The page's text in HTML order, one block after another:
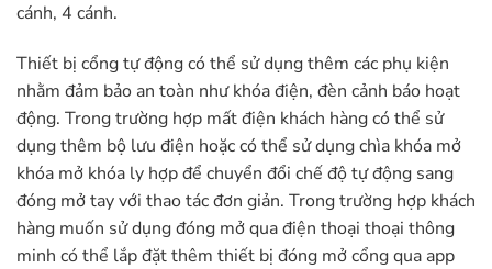
cánh, 4 cánh.
Thiết bị cổng tự động có thể sử dụng thêm các phụ kiện
nhằm đảm bảo an toàn như khóa điện, đèn cảnh báo hoạt
động. Trong trường hợp mất điện khách hàng có thể sử
dụng thêm bộ lưu điện hoặc có thể sử dụng chìa khóa mở
khóa mở khóa ly hợp để chuyển đổi chế độ tự động sang
đóng mở tay với thao tác đơn giản. Trong trường hợp khách
hàng muốn sử dụng đóng mở qua điện thoại thoại thông
minh có thể lắp đặt thêm thiết bị đóng mở cổng qua app